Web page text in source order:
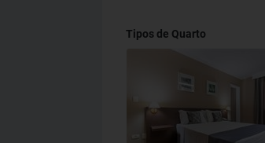
Tipos de Quarto